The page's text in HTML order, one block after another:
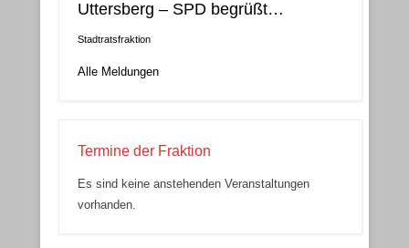
Uttersberg – SPD begrüßt
Entscheidung als wichtigen Schritt
für Fürstenhausen
Stadtratsfraktion
Alle Meldungen
Termine der Fraktion
Es sind keine anstehenden Veranstaltungen
vorhanden.